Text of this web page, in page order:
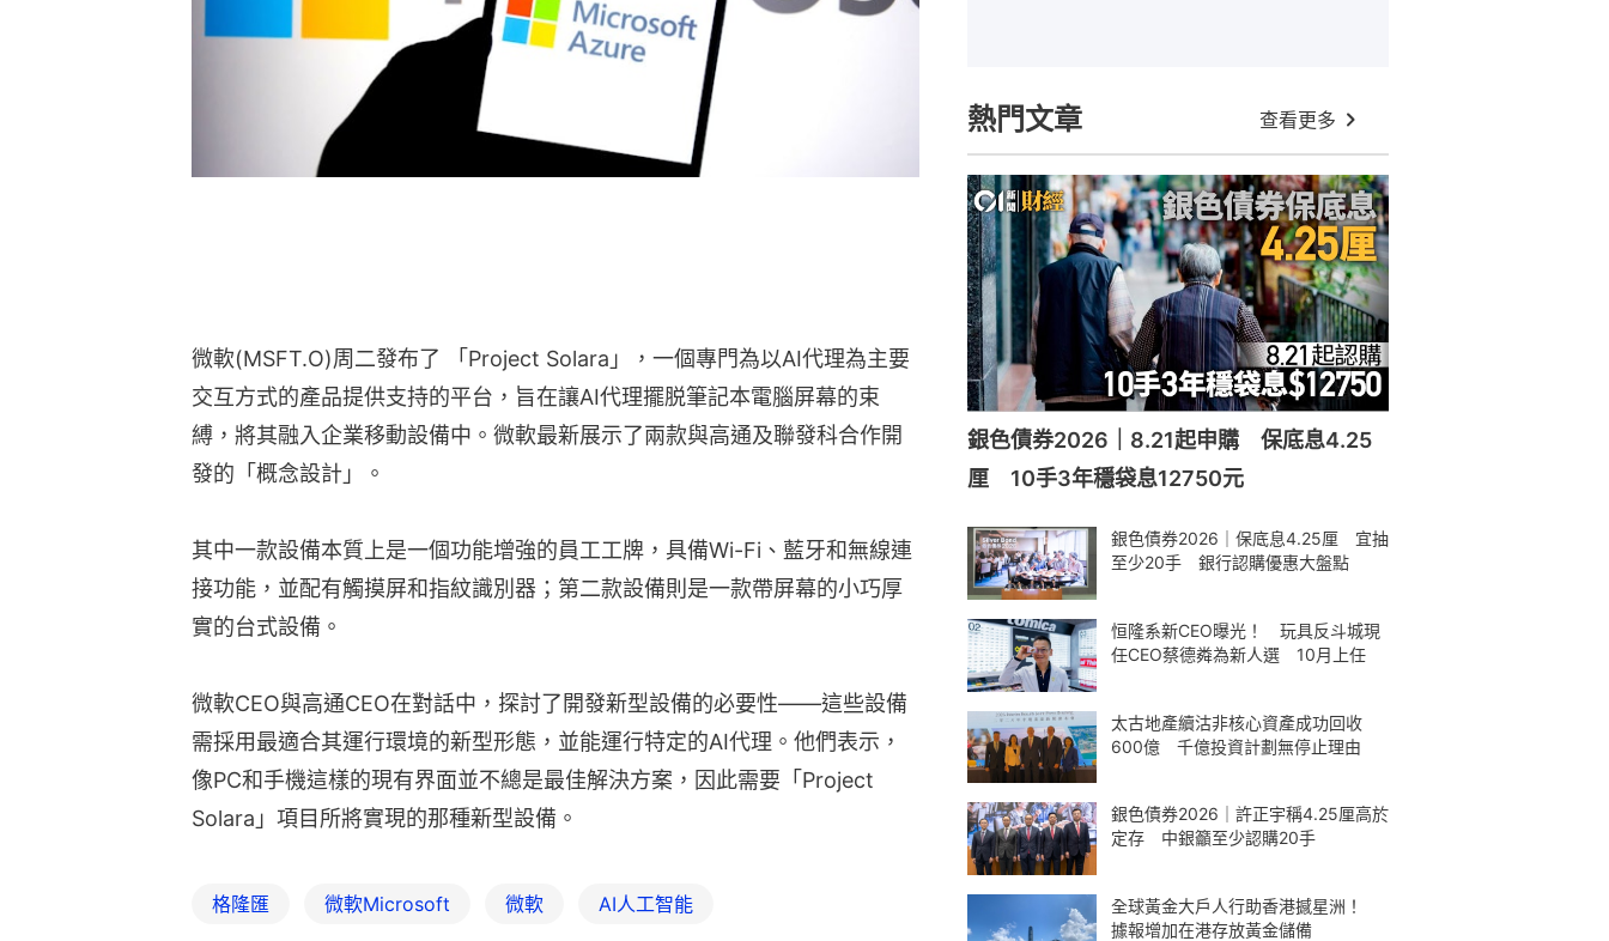
微軟(MSFT.O)周二發布了 「Project Solara」，一個專門為以AI代理為主要
交互方式的產品提供支持的平台，旨在讓AI代理擺脱筆記本電腦屏幕的束
縛，將其融入企業移動設備中。微軟最新展示了兩款與高通及聯發科合作開
發的「概念設計」。
其中一款設備本質上是一個功能增強的員工工牌，具備Wi-Fi、藍牙和無線連
接功能，並配有觸摸屏和指紋識別器；第二款設備則是一款帶屏幕的小巧厚
實的台式設備。
微軟CEO與高通CEO在對話中，探討了開發新型設備的必要性——這些設備
需採用最適合其運行環境的新型形態，並能運行特定的AI代理。他們表示，
像PC和手機這樣的現有界面並不總是最佳解決方案，因此需要「Project
Solara」項目所將實現的那種新型設備。
格隆匯 微軟Microsoft 微軟 AI人工智能
熱門文章 查看更多
銀色債券2026｜8.21起申購 保底息4.25
厘 10手3年穩袋息12750元
銀色債券2026｜保底息4.25厘 宜抽
至少20手 銀行認購優惠大盤點
恒隆系新CEO曝光！ 玩具反斗城現
任CEO蔡德粦為新人選 10月上任
太古地產續沽非核心資產成功回收
600億 千億投資計劃無停止理由
銀色債券2026｜許正宇稱4.25厘高於
定存 中銀籲至少認購20手
全球黃金大戶人行助香港撼星洲！
據報增加在港存放黃金儲備